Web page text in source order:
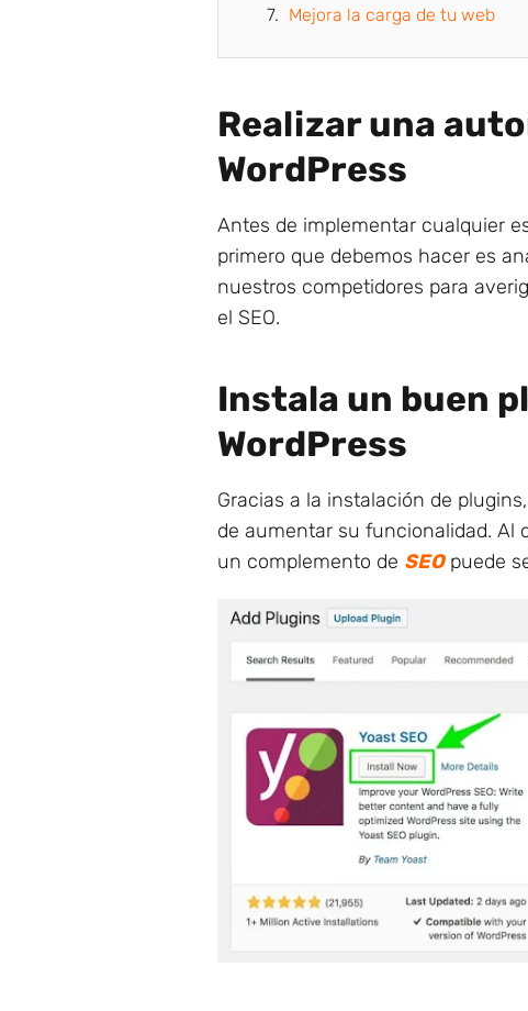
Mejora la carga de tu web
Realizar una
WordPress
Antes de implementar cualquier
primero que debemos hacer es
nuestros competidores para
el SEO.
Instala un buen
WordPress
Gracias a la instalación de
de aumentar su funcionalidad. Al
un complemento de SEO puede